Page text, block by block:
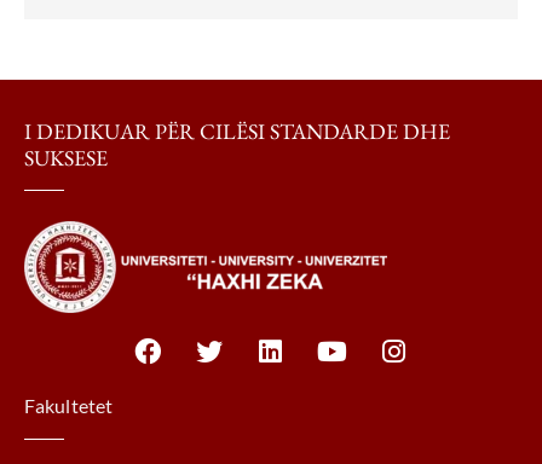
I DEDIKUAR PËR CILËSI STANDARDE DHE
SUKSESE
Fakultetet